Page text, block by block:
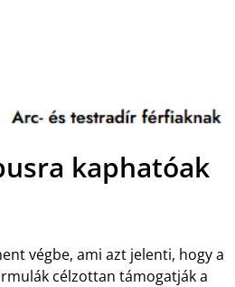
kaphatóak
végbe, ami azt jelenti, hogy a
célzottan támogatják a